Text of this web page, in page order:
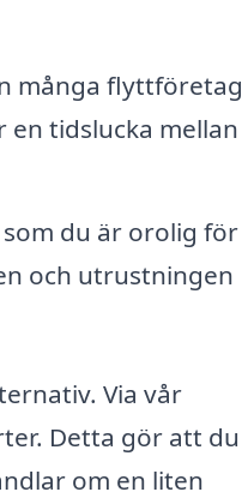
många flyttföretag
tidslucka mellan
du är orolig för
och utrustningen
Via vår
Detta gör att du
om en liten